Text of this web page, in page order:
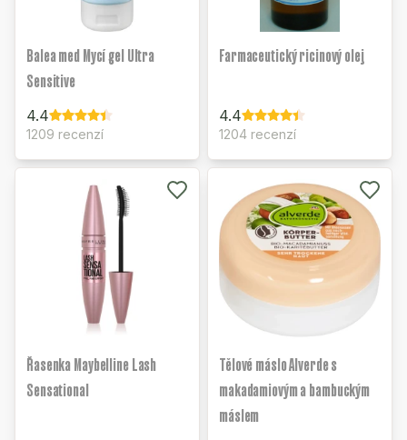
Balea med Mycí gel Ultra
Sensitive
4.4
1209 recenzí
Farmaceutický ricinový olej
4.4
1204 recenzí
Řasenka Maybelline Lash
Sensational
Tělové máslo Alverde s
makadamiovým a bambuckým
máslem